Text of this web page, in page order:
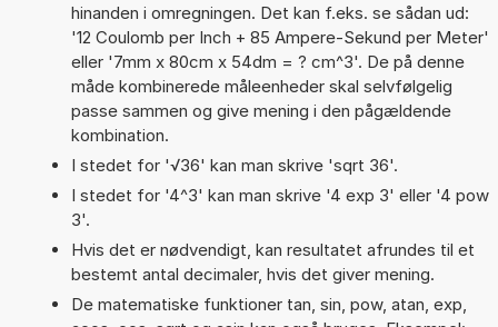
hinanden i omregningen. Det kan f.eks. se sådan ud:
'12 Coulomb per Inch + 85 Ampere-Sekund per Meter'
eller '7mm x 80cm x 54dm = ? cm^3'. De på denne
måde kombinerede måleenheder skal selvfølgelig
passe sammen og give mening i den pågældende
kombination.
I stedet for '√36' kan man skrive 'sqrt 36'.
I stedet for '4^3' kan man skrive '4 exp 3' eller '4 pow
3'.
Hvis det er nødvendigt, kan resultatet afrundes til et
bestemt antal decimaler, hvis det giver mening.
De matematiske funktioner tan, sin, pow, atan, exp,